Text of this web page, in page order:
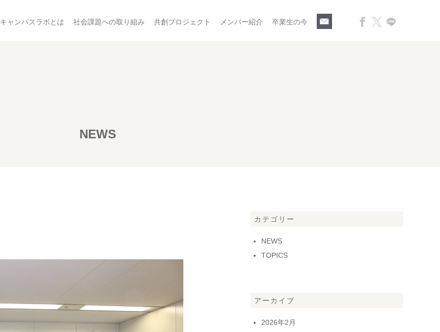
キャンパスラボとは 社会課題への取り組み 共創プロジェクト メンバー紹介 卒業生の今
NEWS
カテゴリー
NEWS
TOPICS
アーカイブ
2026年2月